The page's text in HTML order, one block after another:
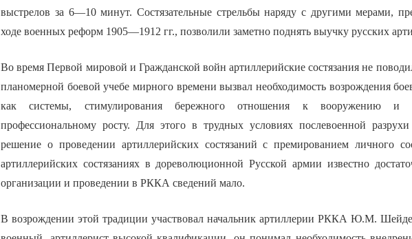
выстрелов за 6—10 минут. Состязательные стрельбы наряду с другими мерами,
ходе военных реформ 1905—1912 гг., позволили заметно поднять выучку русских
Во время Первой мировой и Гражданской войн артиллерийские состязания не
планомерной боевой учебе мирного времени вызвал необходимость возрождения
как системы, стимулирования бережного отношения к вооружению и
профессиональному росту. Для этого в трудных условиях послевоенной
решение о проведении артиллерийских состязаний с премированием личного
артиллерийских состязаниях в дореволюционной Русской армии известно
организации и проведении в РККА сведений мало.
В возрождении этой традиции участвовал начальник артиллерии РККА Ю.М.